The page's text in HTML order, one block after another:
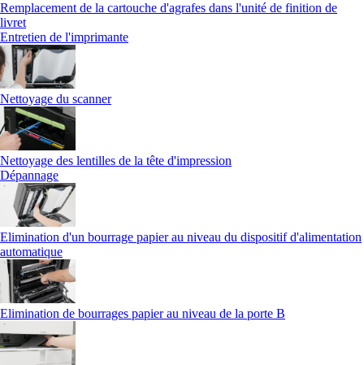
Remplacement de la cartouche d'agrafes dans l'unité de finition de
livret
Entretien de l'imprimante
Nettoyage du scanner
Nettoyage des lentilles de la tête d'impression
Dépannage
Elimination d'un bourrage papier au niveau du dispositif d'alimentation
automatique
Elimination de bourrages papier au niveau de la porte B